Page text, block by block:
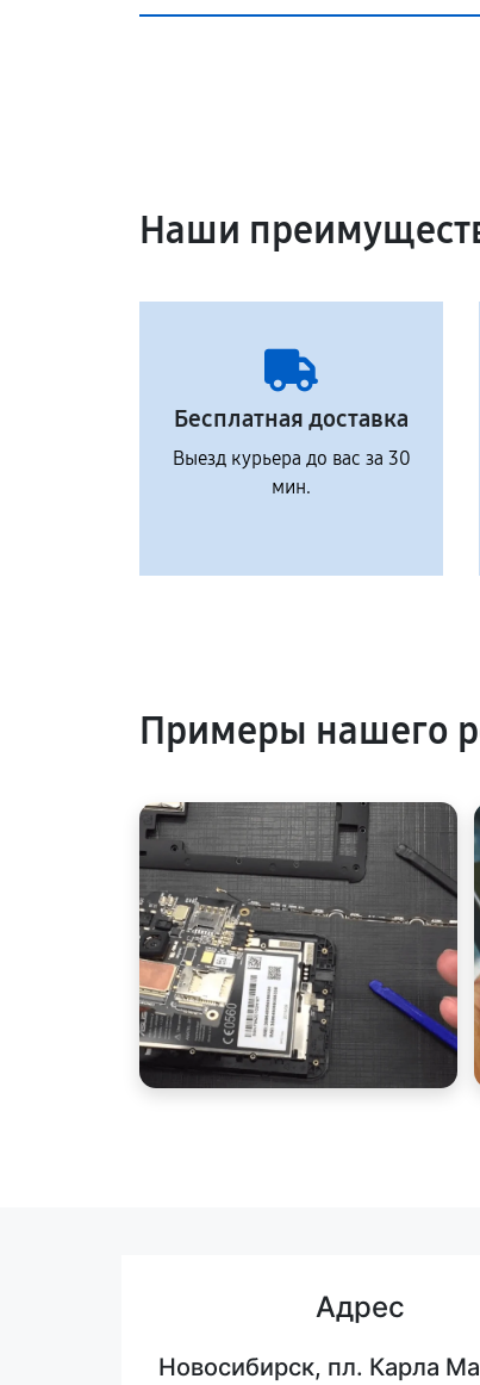
Наши
Бесплатная доставка
Выезд курьера до вас за 30
мин.
Примеры нашего
Адрес
Новосибирск, пл. Карла